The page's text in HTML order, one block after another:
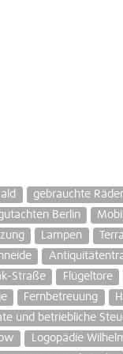
gebrauchte Räder
Berlin
Lampen
Straße Flügeltore
Fernbetreuung
und betriebliche
Logopädie